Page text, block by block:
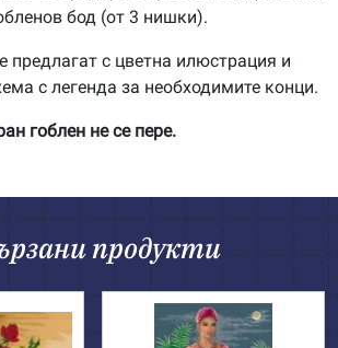
бод (от 3 нишки).
предлагат с цветна илюстрация и
с легенда за необходимите конци.
гоблен не се пере.
продукти